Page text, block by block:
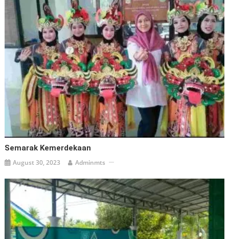
Semarak Kemerdekaan
August 30, 2023 Adminmts